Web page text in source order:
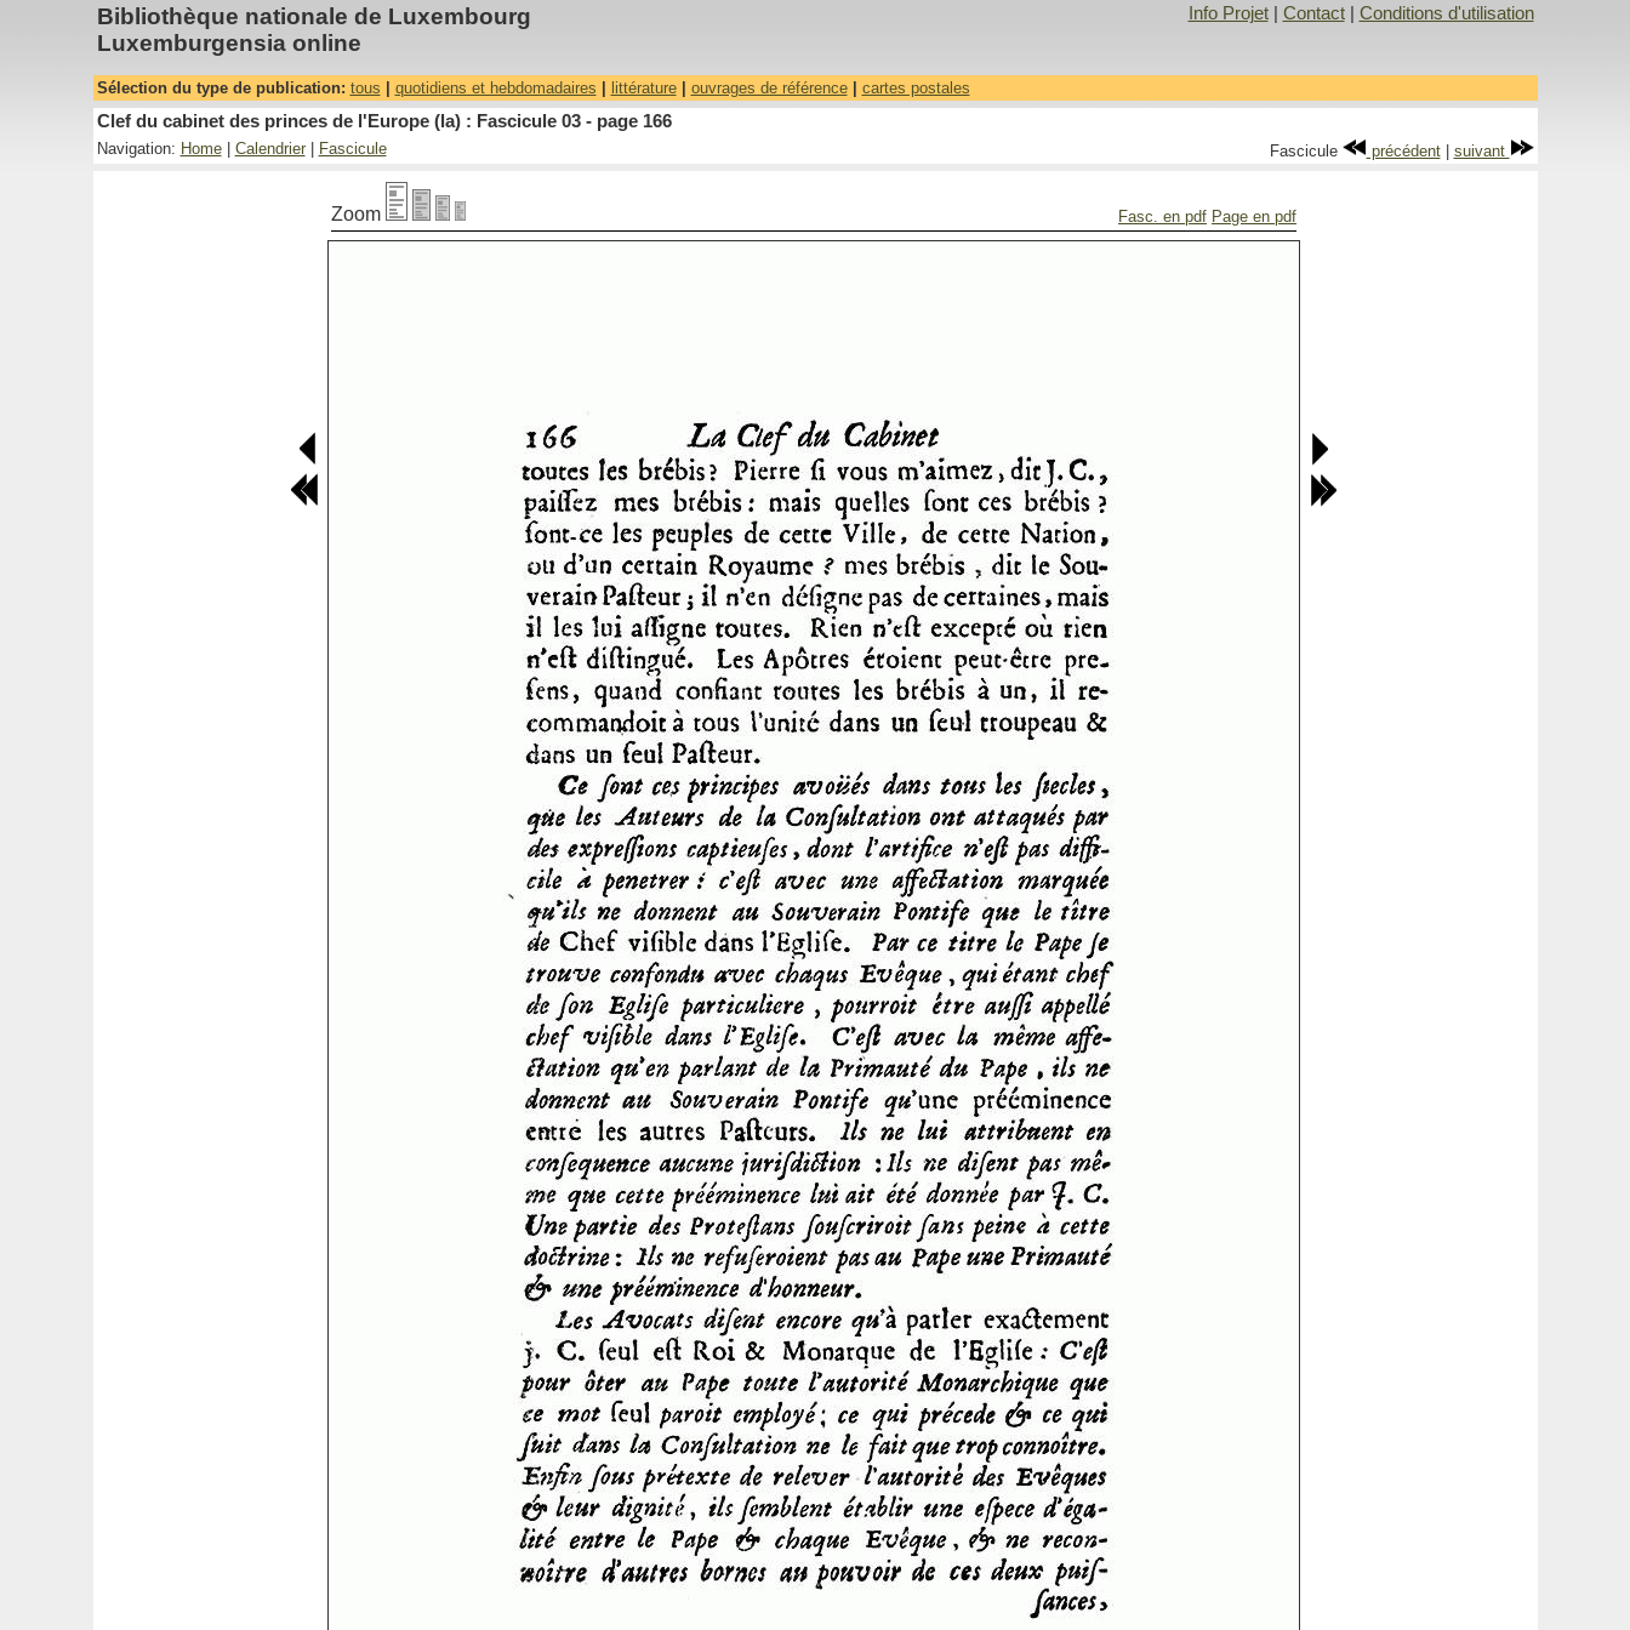
Bibliothèque nationale de Luxembourg
Luxemburgensia online
Info Projet| Contact| Conditions d'utilisation
Sélection du type de publication: tous quotidiens et hebdomadaires littérature| ouvrages de référence| cartes postales
Clef du cabinet des princes de l'Europe (la) : Fascicule 03 - page 166
Navigation: Home| Calendrier| Fascicule Fascicule précédent| suivant
Zoom Fasc. en pdf Page en pdf